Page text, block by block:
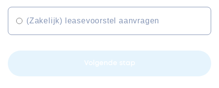
(Zakelijk) leasevoorstel aanvragen
Volgende stap